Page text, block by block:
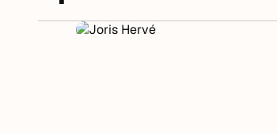
D'une filiale à l'autre, la charte
vous avez d’entités et